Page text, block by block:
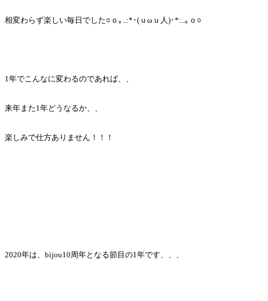
相変わらず楽しい毎日でした○ｏ｡..:*･(ｕωｕ人)･*:..｡ｏ○
1年でこんなに変わるのであれば、、
来年また1年どうなるか、、
楽しみで仕方ありません！！！
2020年は、bijou10周年となる節目の1年です、、、